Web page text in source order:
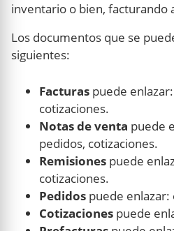
inventario o bien, facturando
Los documentos que se
siguientes:
Facturas puede
cotizaciones.
Notas de venta puede
pedidos, cotizaciones.
Remisiones puede
cotizaciones.
Pedidos puede enlazar:
Cotizaciones puede